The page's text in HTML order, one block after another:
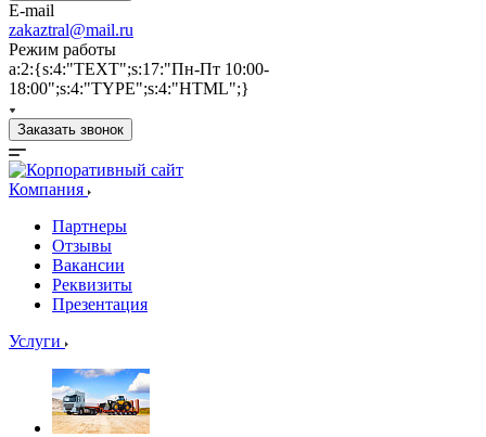
E-mail
zakaztral@mail.ru
Режим работы
a:2:{s:4:"TEXT";s:17:"Пн-Пт 10:00-
18:00";s:4:"TYPE";s:4:"HTML";}
Заказать звонок
Компания
Партнеры
Отзывы
Вакансии
Реквизиты
Презентация
Услуги